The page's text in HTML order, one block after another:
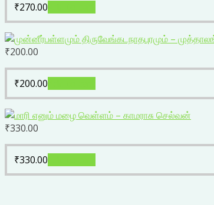
₹270.00
₹200.00
₹200.00
₹330.00
₹330.00